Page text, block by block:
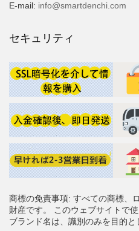
E-mail: info@smartdenchi.com
セキュリティ
商標の免責事項: すべての商標、
財産です。 このウェブサイトで
ブランド名は、識別のみを目的と